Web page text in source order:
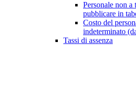
Personale non a
pubblicare in
Costo del
indeterminato
Tassi di assenza